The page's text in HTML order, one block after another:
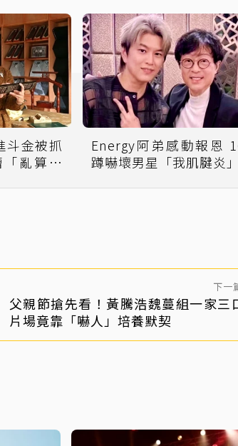
斗金被抓
Energy阿弟感動報恩
蹲嚇壞男星「我肌腱炎
下一
父親節搶先看！黃騰浩魏蔓組一家
片場竟靠「嚇人」培養默契